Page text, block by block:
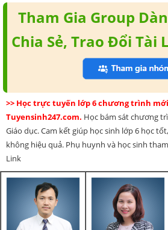
Tham Gia Group
Chia Sẻ, Trao Đổi Tài
>> Học trực tuyến lớp 6 chương trình
Tuyensinh247.com. Học bám sát chương
Giáo dục. Cam kết giúp học sinh lớp 6 học
không hiệu quả. Phụ huynh và học sinh
Link